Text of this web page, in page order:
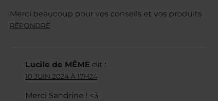
Merci beaucoup pour vos conseils et vos produits
RÉPONDRE
Lucile de MÊME dit :
10 JUIN 2024 À 17H24
Merci Sandrine ! <3